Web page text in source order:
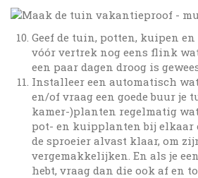
Geef de tuin, potten, kuipen
vóór vertrek nog eens flink
een paar dagen droog is
Installeer een automatisch
en/of vraag een goede buur je
kamer-)planten regelmatig
pot- en kuipplanten bij elkaar
de sproeier alvast klaar, om
vergemakkelijken. En als je
hebt, vraag dan die ook af en